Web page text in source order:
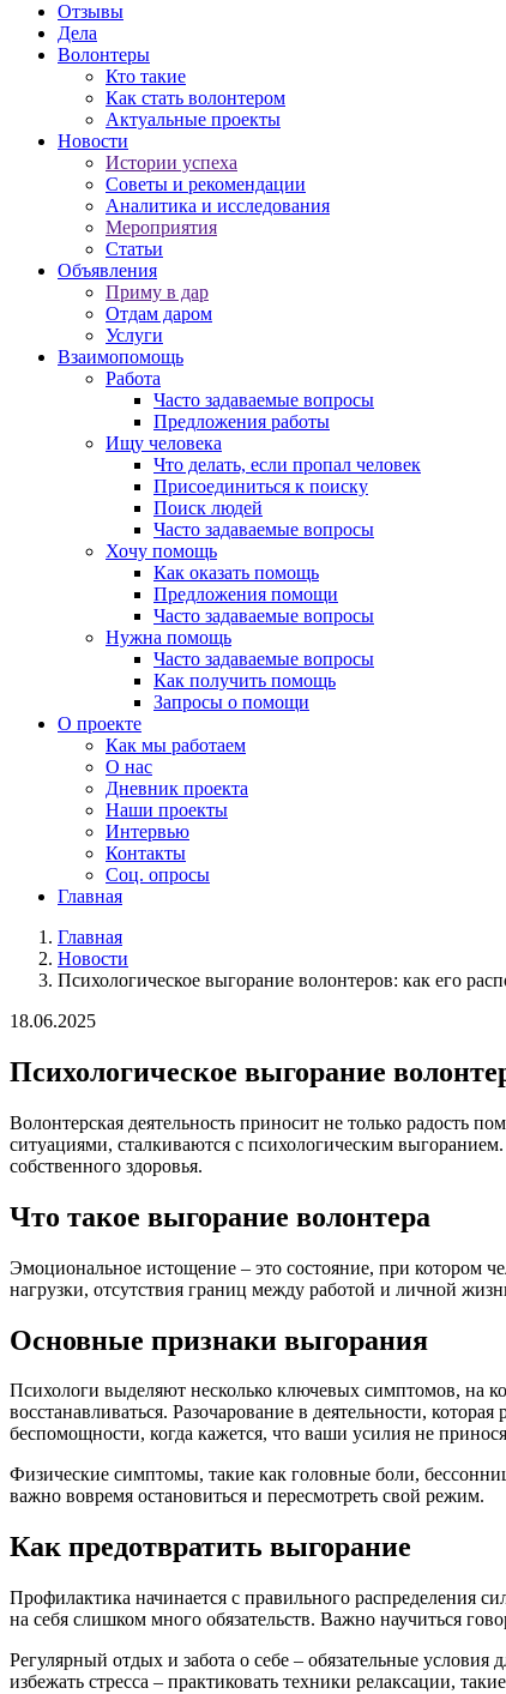
Отзывы
Дела
Волонтеры
Кто такие
Как стать волонтером
Актуальные проекты
Новости
Истории успеха
Советы и рекомендации
Аналитика и исследования
Мероприятия
Статьи
Объявления
Приму в дар
Отдам даром
Услуги
Взаимопомощь
Работа
Часто задаваемые вопросы
Предложения работы
Ищу человека
Что делать, если пропал человек
Присоединиться к поиску
Поиск людей
Часто задаваемые вопросы
Хочу помощь
Как оказать помощь
Предложения помощи
Часто задаваемые вопросы
Нужна помощь
Часто задаваемые вопросы
Как получить помощь
Запросы о помощи
О проекте
Как мы работаем
О нас
Дневник проекта
Наши проекты
Интервью
Контакты
Соц. опросы
Главная
Главная
Новости
Психологическое выгорание волонтеров: как его
18.06.2025
Психологическое выгорание
Волонтерская деятельность приносит не только радость
ситуациями, сталкиваются с психологическим
собственного здоровья.
Что такое выгорание волонтера
Эмоциональное истощение – это состояние, при котором
нагрузки, отсутствия границ между работой и личной
Основные признаки выгорания
Психологи выделяют несколько ключевых симптомов, на
восстанавливаться. Разочарование в деятельности,
беспомощности, когда кажется, что ваши усилия не
Физические симптомы, такие как головные боли,
важно вовремя остановиться и пересмотреть свой режим.
Как предотвратить выгорание
Профилактика начинается с правильного распределения
на себя слишком много обязательств. Важно научиться
Регулярный отдых и забота о себе – обязательные
избежать стресса – практиковать техники релаксации,